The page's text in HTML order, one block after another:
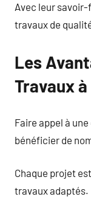
Avec leur
travaux de
Les
Travaux
Faire appel à
bénéficier de
Chaque projet
travaux adaptés.